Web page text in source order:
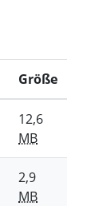
Größe
12,6
MB
2,9
MB